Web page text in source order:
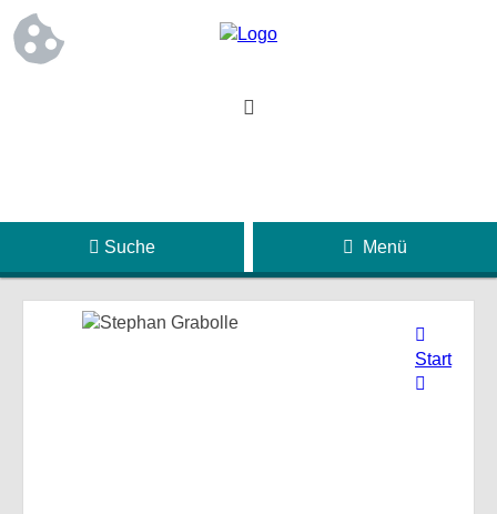
Suche Menü
Start